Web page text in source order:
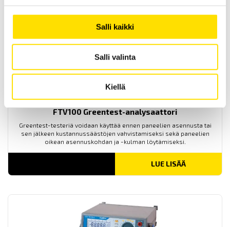
Salli kaikki
Salli valinta
Kiellä
FTV100 Greentest-analysaattori
Greentest-testeriä voidaan käyttää ennen paneelien asennusta tai
sen jälkeen kustannussäästöjen vahvistamiseksi sekä paneelien
oikean asennuskohdan ja -kulman löytämiseksi.
LUE LISÄÄ